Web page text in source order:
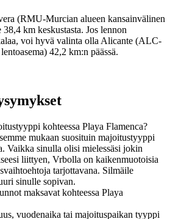
(RMU-Murcian alueen kansainvälinen
km keskustasta. Jos lennon
voi hyvä valinta olla Alicante (ALC-
42,2 km:n päässä.
kohteessa Playa Flamenca?
mukaan suosituin majoitustyyppi
Vaikka sinulla olisi mielessäsi jokin
liittyen, Vrbolla on kaikenmuotoisia
tarjottavana. Silmäile
sinulle sopivan.
maksavat kohteessa Playa
vuodenaika tai majoituspaikan tyyppi